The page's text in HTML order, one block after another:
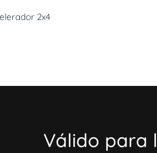
2x4
Válido para